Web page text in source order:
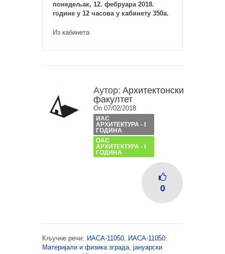
понедељак, 12. фебруара 2018.
године у 12 часова у кабинету 350а.
Из кабинета
Аутор: Архитектонски
факултет
On 07/02/2018
ИАС
АРХИТЕКТУРА - I
ГОДИНА
ОАС
АРХИТЕКТУРА - I
ГОДИНА
0
Кључне речи: ИАСА-11050, ИАСА-11050:
Материјали и физика зграда, јануарски